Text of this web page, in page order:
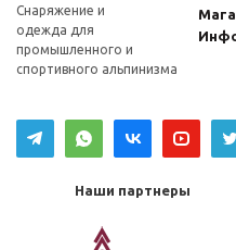
Снаряжение и
одежда для
промышленного и
спортивного альпинизма
Наши партнеры